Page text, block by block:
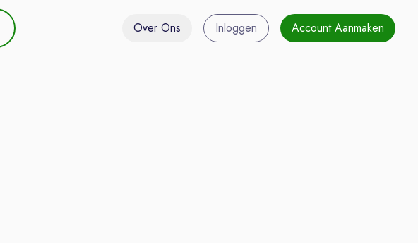
Over Ons Inloggen Account Aanmaken